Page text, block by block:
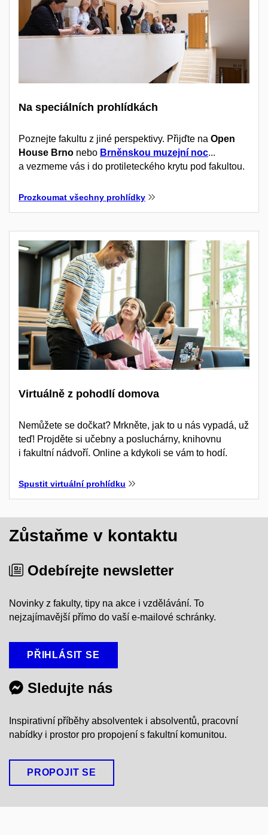
Na speciálních prohlídkách
Poznejte fakultu z jiné perspektivy. Přijďte na Open
House Brno nebo Brněnskou muzejní noc...
a vezmeme vás i do protileteckého krytu pod fakultou.
Prozkoumat všechny prohlídky
Virtuálně z pohodlí domova
Nemůžete se dočkat? Mrkněte, jak to u nás vypadá, už
teď! Projděte si učebny a posluchárny, knihovnu
i fakultní nádvoří. Online a kdykoli se vám to hodí.
Spustit virtuální prohlídku
Zůstaňme v kontaktu
Odebírejte newsletter
Novinky z fakulty, tipy na akce i vzdělávání. To
nejzajímavější přímo do vaší e-mailové schránky.
PŘIHLÁSIT SE
Sledujte nás
Inspirativní příběhy absolventek i absolventů, pracovní
nabídky i prostor pro propojení s fakultní komunitou.
PROPOJIT SE